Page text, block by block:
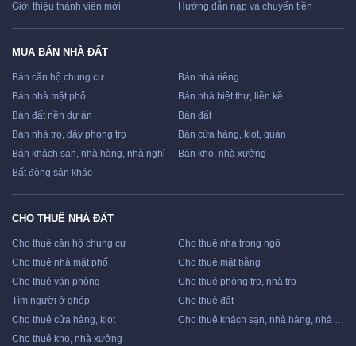
Giới thiệu thành viên mới
Hướng dẫn nạp và chuyển tiền
MUA BÁN NHÀ ĐẤT
Bán căn hộ chung cư
Bán nhà riêng
Bán nhà mặt phố
Bán nhà biệt thự, liền kề
Bán đất nền dự án
Bán đất
Bán nhà trọ, dãy phòng trọ
Bán cửa hàng, kiot, quán
Bán khách sạn, nhà hàng, nhà nghỉ
Bán kho, nhà xưởng
Bất động sản khác
CHO THUÊ NHÀ ĐẤT
Cho thuê căn hộ chung cư
Cho thuê nhà trong ngõ
Cho thuê nhà mặt phố
Cho thuê mặt bằng
Cho thuê văn phòng
Cho thuê phòng trọ, nhà trọ
Tìm người ở ghép
Cho thuê đất
Cho thuê cửa hàng, kiot
Cho thuê khách sạn, nhà hàng, nhà nghỉ
Cho thuê kho, nhà xưởng